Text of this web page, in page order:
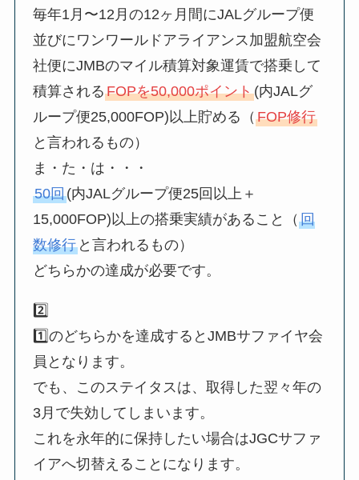
毎年1月〜12月の12ヶ月間にJALグループ便
並びにワンワールドアライアンス加盟航空会
社便にJMBのマイル積算対象運賃で搭乗して
積算されるFOPを50,000ポイント(内JALグ
ループ便25,000FOP)以上貯める（FOP修行
と言われるもの）
ま・た・は・・・
50回(内JALグループ便25回以上＋
15,000FOP)以上の搭乗実績があること（回
数修行 と言われるもの）
どちらかの達成が必要です。
2️⃣
1️⃣のどちらかを達成するとJMBサファイヤ会
員となります。
でも、このステイタスは、取得した翌々年の
3月で失効してしまいます。
これを永年的に保持したい場合はJGCサファ
イアへ切替えることになります。